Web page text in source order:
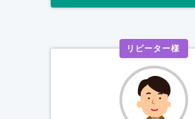
リピーター様